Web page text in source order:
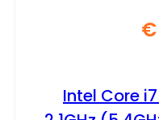
€
Intel Core